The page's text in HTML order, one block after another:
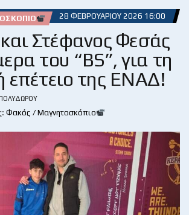
28 ΦΕΒΡΟΥΑΡΊΟΥ 2026 16:00
Στέφανος Φεσάς
του “BS”, για τη
επέτειο της ΕΝΑΔ!
Φακός / Μαγνητοσκόπιο